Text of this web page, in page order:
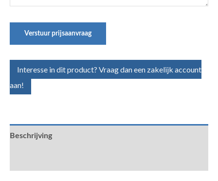
Verstuur prijsaanvraag
Interesse in dit product? Vraag dan een zakelijk account
aan!
Beschrijving